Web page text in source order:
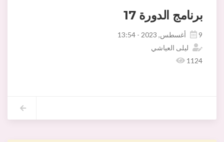
برنامج الدورة 17
9 أغسطس, 2023 - 13:54
ليلى العياشي
1124